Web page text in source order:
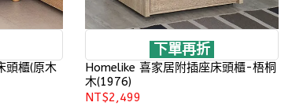
頭櫃(原木
下單再折
Homelike 喜家居附插座床頭櫃-梧桐
木(1976)
NT$2,499